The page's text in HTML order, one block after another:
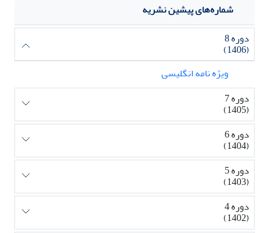
شماره‌های پیشین نشریه
دوره 8
(1406)
ویژه نامه انگلیسی
دوره 7
(1405)
دوره 6
(1404)
دوره 5
(1403)
دوره 4
(1402)